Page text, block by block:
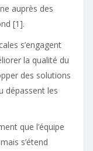
auprès des
[1].
s’engagent
la qualité du
des solutions
dépassent les
que l’équipe
s’étend